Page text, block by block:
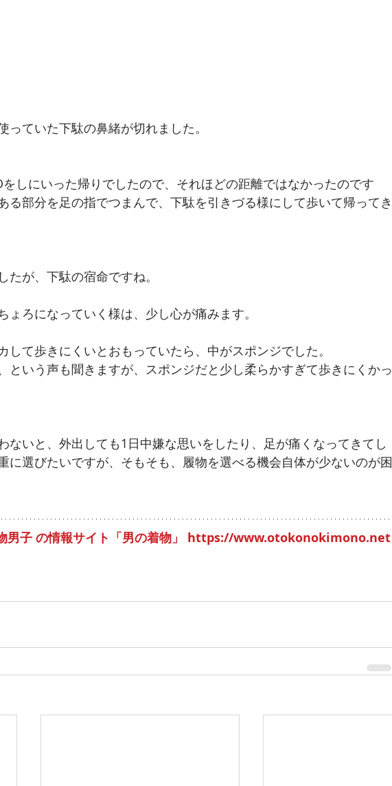
っていた下駄の鼻緒が切れました。
しにいった帰りでしたので、それほどの距離ではなかったのです
る部分を足の指でつまんで、下駄を引きづる様にして歩いて帰ってき
たが、下駄の宿命ですね。
ょろになっていく様は、少し心が痛みます。
して歩きにくいとおもっていたら、中がスポンジでした。
という声も聞きますが、スポンジだと少し柔らかすぎて歩きにくかっ
ないと、外出しても1日中嫌な思いをしたり、足が痛くなってきてし
に選びたいですが、そもそも、履物を選べる機会自体が少ないのが困
子 の情報サイト「男の着物」 https://www.otokonokimono.net